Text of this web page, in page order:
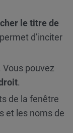
le titre de
d’inciter
pouvez
.
de la fenêtre
et les noms de